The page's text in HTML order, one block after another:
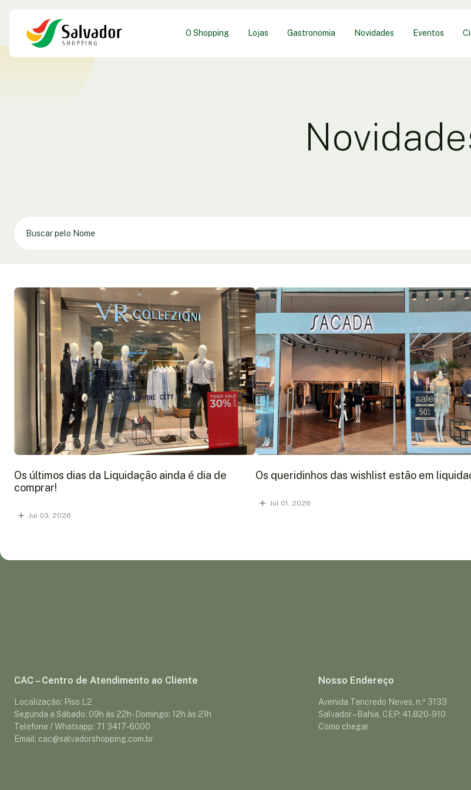
O Shopping Lojas Gastronomia Novidades Eventos
Os últimos dias da Liquidação ainda é dia de
comprar!
Jul 03, 2026
Os queridinhos das wishlist estão em
Jul 01, 2026
CAC – Centro de Atendimento ao Cliente
Localização: Piso L2
Segunda a Sábado: 09h às 22h - Domingo: 12h às 21h
Telefone / Whatsapp: 71 3417-6000
Email: cac@salvadorshopping.com.br
Nosso Endereço
Avenida Tancredo Neves, n.º 3133
Salvador – Bahia, CEP: 41.820-910
Como chegar